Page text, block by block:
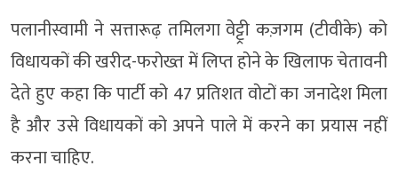
पलानीस्वामी ने सत्तारूढ़ तमिलगा वेट्ट्री कज़गम (टीवीके) को
विधायकों की खरीद-फरोख्त में लिप्त होने के खिलाफ चेतावनी
देते हुए कहा कि पार्टी को 47 प्रतिशत वोटों का जनादेश मिला
है और उसे विधायकों को अपने पाले में करने का प्रयास नहीं
करना चाहिए.